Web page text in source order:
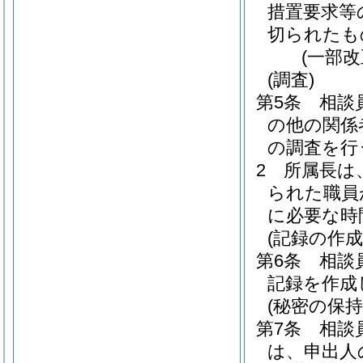
措置要求
切られた
(一部
(調査)
第5条
相談
の他の関
の調査を
2
所属長は
られた職
に必要な
(記録の作
第6条
相談
記録を作
(秘密の保
第7条
相談
は、申出